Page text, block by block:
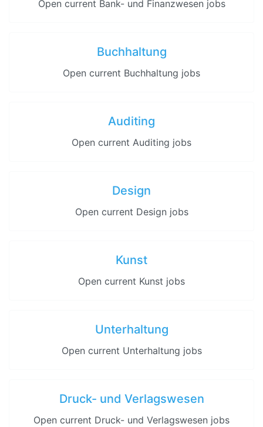
Open current Bank- und Finanzwesen jobs
Buchhaltung
Open current Buchhaltung jobs
Auditing
Open current Auditing jobs
Design
Open current Design jobs
Kunst
Open current Kunst jobs
Unterhaltung
Open current Unterhaltung jobs
Druck- und Verlagswesen
Open current Druck- und Verlagswesen jobs